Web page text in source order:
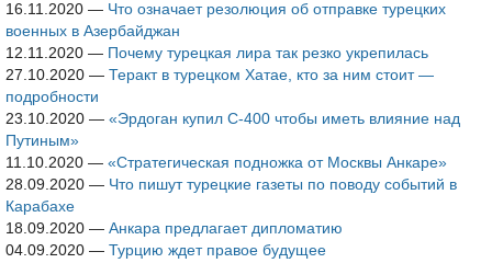
16.11.2020 — Что означает резолюция об отправке турецких
военных в Азербайджан
12.11.2020 — Почему турецкая лира так резко укрепилась
27.10.2020 — Теракт в турецком Хатае, кто за ним стоит —
подробности
23.10.2020 — «Эрдоган купил С-400 чтобы иметь влияние над
Путиным»
11.10.2020 — «Стратегическая подножка от Москвы Анкаре»
28.09.2020 — Что пишут турецкие газеты по поводу событий в
Карабахе
18.09.2020 — Анкара предлагает дипломатию
04.09.2020 — Турцию ждет правое будущее